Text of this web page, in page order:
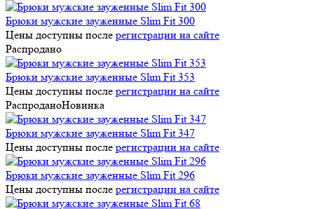
Брюки мужские зауженные Slim Fit 300
Цены доступны после регистрации на сайте
Распродано
Брюки мужские зауженные Slim Fit 353
Цены доступны после регистрации на сайте
РаспроданоНовинка
Брюки мужские зауженные Slim Fit 347
Цены доступны после регистрации на сайте
Брюки мужские зауженные Slim Fit 296
Цены доступны после регистрации на сайте